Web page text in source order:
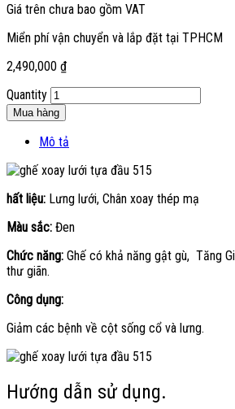
Giá trên chưa bao gồm VAT
Miển phí vận chuyển và lắp đặt tại TPHCM
2,490,000 ₫
Quantity
Mua hàng
Mô tả
hất liệu: Lưng lưới, Chân xoay thép mạ
Màu sắc: Đen
Chức năng: Ghế có khả năng gật gù, Tăng
thư giãn.
Công dụng:
Giảm các bệnh về cột sống cổ và lưng.
Hướng dẫn sử dụng.